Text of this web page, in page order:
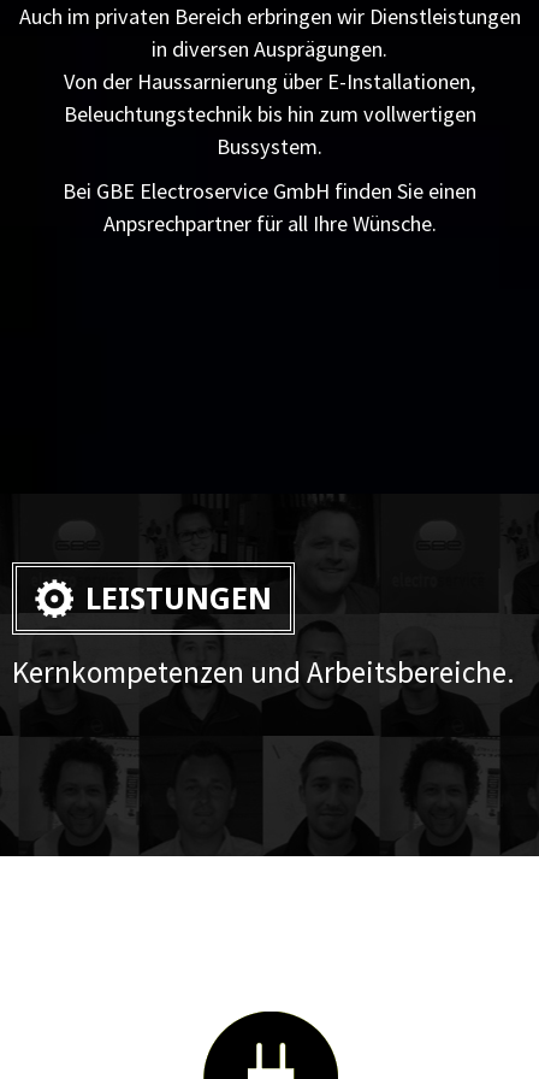
Auch im privaten Bereich erbringen wir Dienstleistungen
in diversen Ausprägungen.
Von der Haussarnierung über E-Installationen,
Beleuchtungstechnik bis hin zum vollwertigen
Bussystem.
Bei GBE Electroservice GmbH finden Sie einen
Anpsrechpartner für all Ihre Wünsche.
LEISTUNGEN
Kernkompetenzen und Arbeitsbereiche.